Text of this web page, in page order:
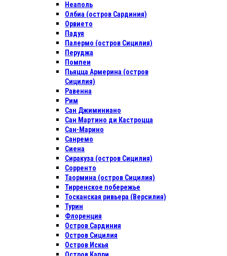
Неаполь
Олбиа (остров Сардиния)
Орвието
Падуя
Палермо (остров Сицилия)
Перуджа
Помпеи
Пьяцца Армерина (остров
Сицилия)
Равенна
Рим
Сан Джиминиано
Сан Мартино ди Кастроцца
Сан-Марино
Санремо
Сиена
Сиракуза (остров Сицилия)
Сорренто
Таормина (остров Сицилия)
Тирренское побережье
Тосканская ривьера (Версилия)
Турин
Флоренция
Остров Сардиния
Остров Сицилия
Остров Искья